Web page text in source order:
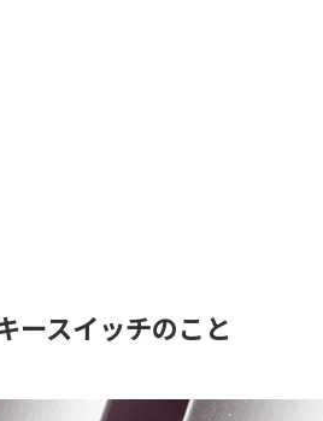
ースイッチのこと